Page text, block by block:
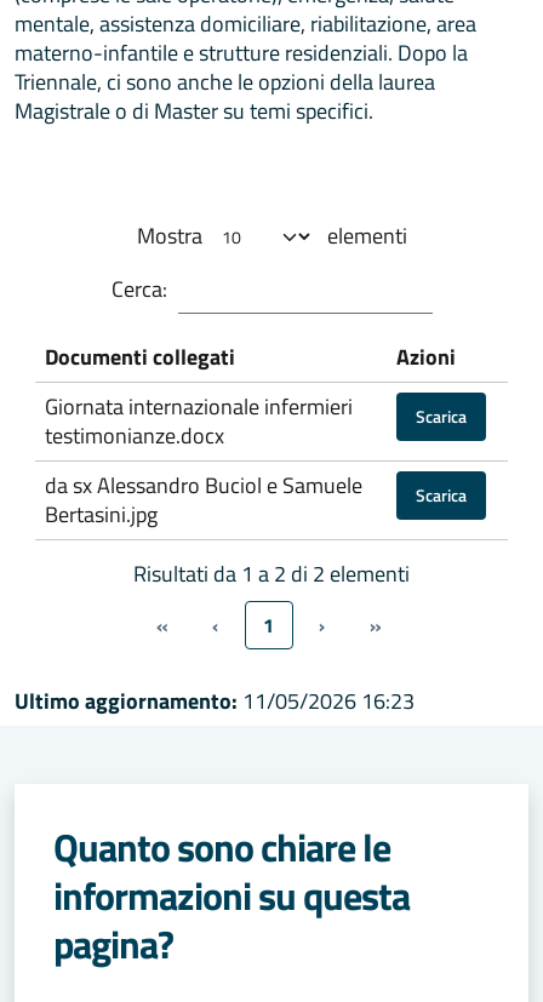
mentale, assistenza domiciliare, riabilitazione, area
materno-infantile e strutture residenziali. Dopo la
Triennale, ci sono anche le opzioni della laurea
Magistrale o di Master su temi specifici.
Mostra
elementi
Cerca:
Documenti collegati
Azioni
Giornata internazionale infermieri
testimonianze.docx
Scarica
da sx Alessandro Buciol e Samuele
Bertasini.jpg
Scarica
Risultati da 1 a 2 di 2 elementi
« ‹ 1 › »
Ultimo aggiornamento: 11/05/2026 16:23
Quanto sono chiare le
informazioni su questa
pagina?